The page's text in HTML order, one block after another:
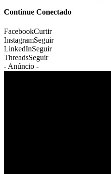
Continue Conectado
FacebookCurtir
InstagramSeguir
LinkedInSeguir
ThreadsSeguir
- Anúncio -